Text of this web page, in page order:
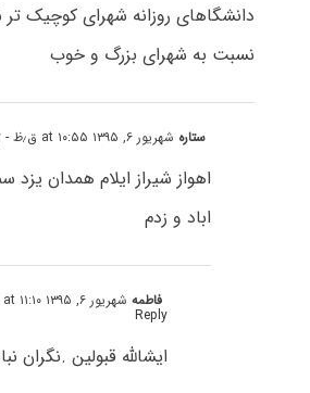
دانشگاهای روزانه شهرای کوچیک تر
نسبت به شهرای بزرگ و خوب
ستاره شهریور ۶, ۱۳۹۵ at ۱۰:۵۵ ق٫ظ - Reply
اهواز شیراز ایلام همدان یزد
اباد و زدم
فاطمهشهریور ۶, ۱۳۹۵ at ۱۱:۱۰ ق٫ظ
Reply
ایشالله قبولین .نگران